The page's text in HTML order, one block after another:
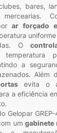
bares,
ar forçado
O
a
Além
evita o
a eficiência
Gelopar
umgabinete